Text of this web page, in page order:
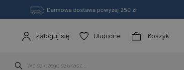
Darmowa dostawa powyżej 250 zł
Zaloguj się Ulubione Koszyk